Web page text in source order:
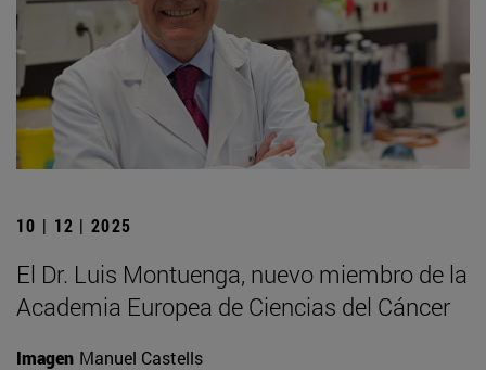
10 | 12 | 2025
El Dr. Luis Montuenga, nuevo miembro de la
Academia Europea de Ciencias del Cáncer
Imagen Manuel Castells